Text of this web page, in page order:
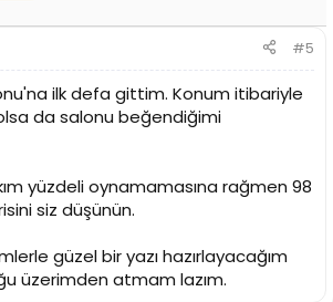
#5
ilk defa gittim. Konum itibariyle
da salonu beğendiğimi
yüzdeli oynamamasına rağmen 98
siz düşünün.
güzel bir yazı hazırlayacağım
üzerimden atmam lazım.